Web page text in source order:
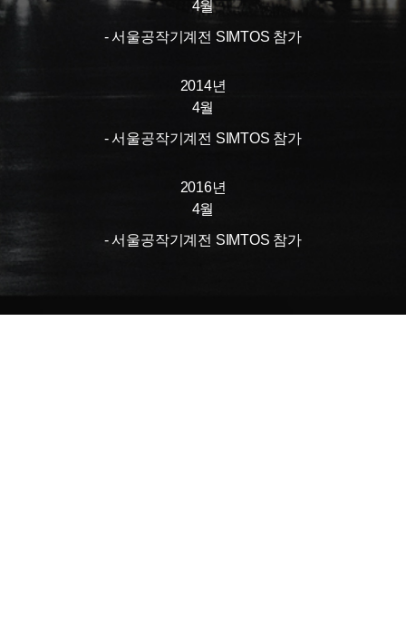
4월
- 서울공작기계전 SIMTOS 참가
2014년
4월
- 서울공작기계전 SIMTOS 참가
2016년
4월
- 서울공작기계전 SIMTOS 참가